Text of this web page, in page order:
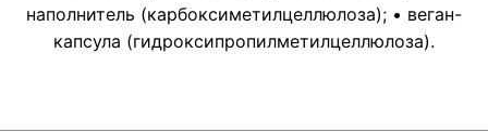
наполнитель (карбоксиметилцеллюлоза); • веган-
капсула (гидроксипропилметилцеллюлоза).